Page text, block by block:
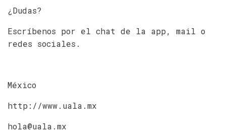
¿Dudas?
Escríbenos por el chat de la app, mail o
redes sociales.
México
http://www.uala.mx
hola@uala.mx